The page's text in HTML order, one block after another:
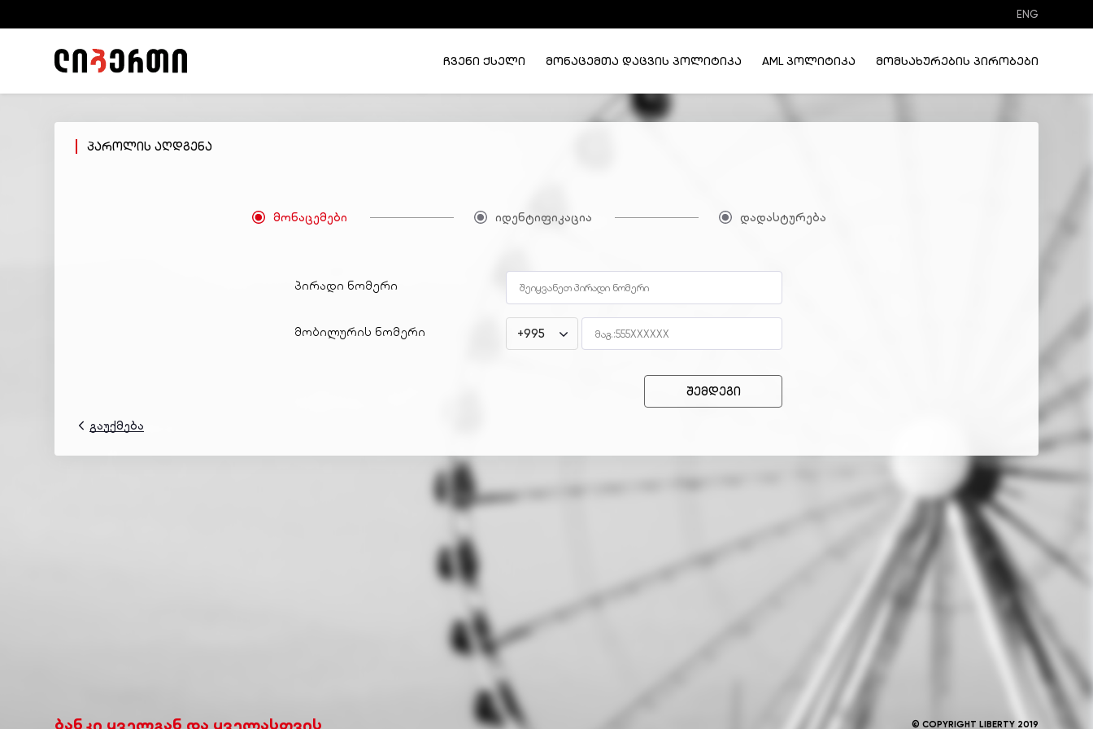
ENG
ჩვენი ქსელი მონაცემთა დაცვის პოლიტიკა AML პოლიტიკა მომსახურების პირობები
პაროლის აღდგენა
მონაცემები იდენტიფიკაცია დადასტურება
პირადი ნომერი
მობილურის ნომერი +995
შემდეგი
გაუქმება
ბანკი ყველგან და ყველასთვის © COPYRIGHT LIBERTY 2019